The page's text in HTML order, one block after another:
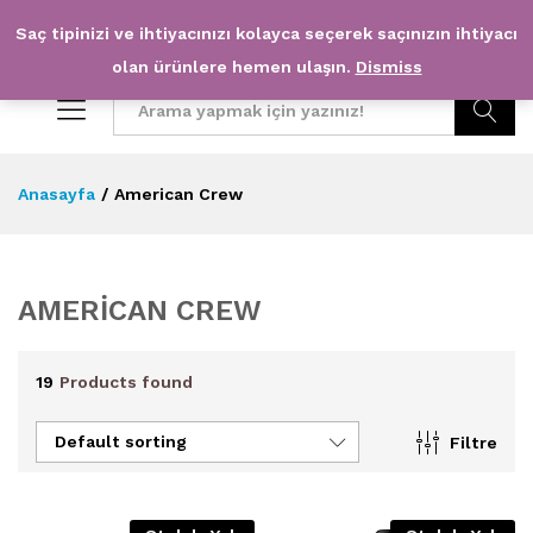
Anasayfa / American Crew
AMERICAN CREW
19 Products found
Filtre
Default sorting
Saç tipinizi ve ihtiyacınızı kolayca seçerek saçınızın ihtiyacı
olan ürünlere hemen ulaşın. Dismiss